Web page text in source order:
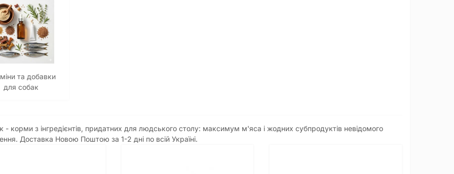
та добавки
для собак
- корми з інгредієнтів, придатних для людського столу: максимум м'яса і жодних субпродуктів невідомого
Доставка Новою Поштою за 1-2 дні по всій Україні.